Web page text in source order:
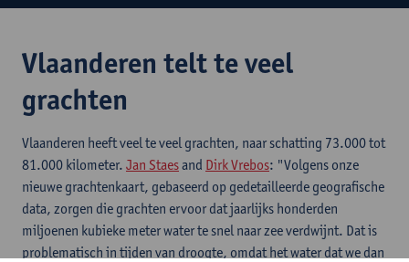
Vlaanderen telt te veel
grachten
Vlaanderen heeft veel te veel grachten, naar schatting 73.000 tot
81.000 kilometer. Jan Staesand Dirk Vrebos: "Volgens onze
nieuwe grachtenkaart, gebaseerd op gedetailleerde geografische
data, zorgen die grachten ervoor dat jaarlijks honderden
miljoenen kubieke meter water te snel naar zee verdwijnt. Dat is
problematisch in tijden van droogte, omdat het water dat we dan